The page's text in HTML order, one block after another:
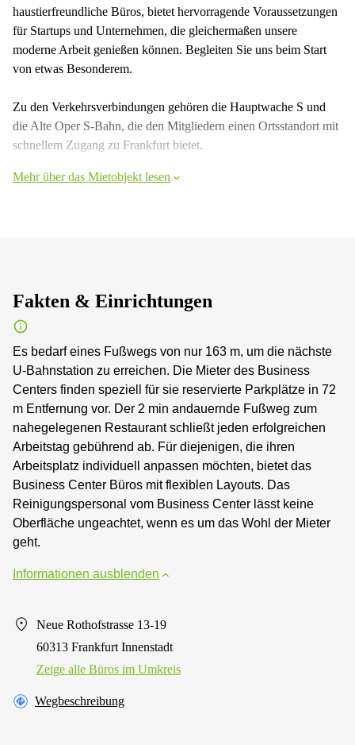
haustierfreundliche Büros, bietet hervorragende Voraussetzungen
für Startups und Unternehmen, die gleichermaßen unsere
moderne Arbeit genießen können. Begleiten Sie uns beim Start
von etwas Besonderem.
Zu den Verkehrsverbindungen gehören die Hauptwache S und
die Alte Oper S-Bahn, die den Mitgliedern einen Ortsstandort mit
schnellem Zugang zu Frankfurt bietet.
Mehr über das Mietobjekt lesen
Fakten & Einrichtungen
Es bedarf eines Fußwegs von nur 163 m, um die nächste
U-Bahnstation zu erreichen. Die Mieter des Business
Centers finden speziell für sie reservierte Parkplätze in 72
m Entfernung vor. Der 2 min andauernde Fußweg zum
nahegelegenen Restaurant schließt jeden erfolgreichen
Arbeitstag gebührend ab. Für diejenigen, die ihren
Arbeitsplatz individuell anpassen möchten, bietet das
Business Center Büros mit flexiblen Layouts. Das
Reinigungspersonal vom Business Center lässt keine
Oberfläche ungeachtet, wenn es um das Wohl der Mieter
geht.
Informationen ausblenden
Neue Rothofstrasse 13-19
60313 Frankfurt Innenstadt
Zeige alle Büros im Umkreis
Wegbeschreibung